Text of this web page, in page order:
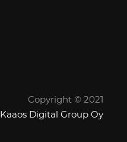
Copyright © 2021
Kaaos Digital Group Oy